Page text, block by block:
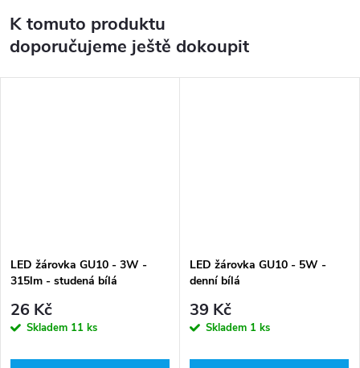
K tomuto produktu
doporučujeme ještě dokoupit
LED žárovka GU10 - 3W -
315lm - studená bílá
26 Kč
Skladem 11 ks
LED žárovka GU10 - 5W -
denní bílá
39 Kč
Skladem 1 ks